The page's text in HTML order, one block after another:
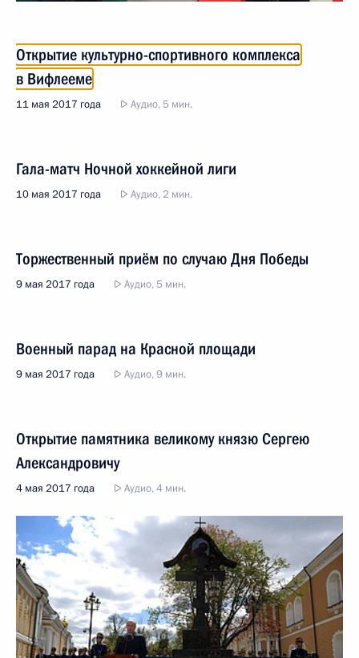
Открытие культурно-спортивного комплекса
в Вифлееме
11 мая 2017 года Аудио, 5 мин.
Гала-матч Ночной хоккейной лиги
10 мая 2017 года Аудио, 2 мин.
Торжественный приём по случаю Дня Победы
9 мая 2017 года Аудио, 5 мин.
Военный парад на Красной площади
9 мая 2017 года Аудио, 9 мин.
Открытие памятника великому князю Сергею
Александровичу
4 мая 2017 года Аудио, 4 мин.